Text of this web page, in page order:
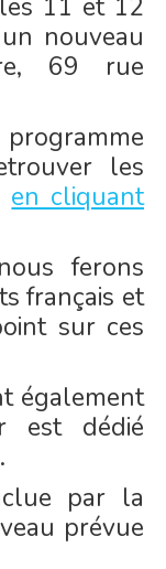
11 et 12
nouveau
69 rue
les
en cliquant
ferons
français et
sur ces
également
est dédié
par la
prévue